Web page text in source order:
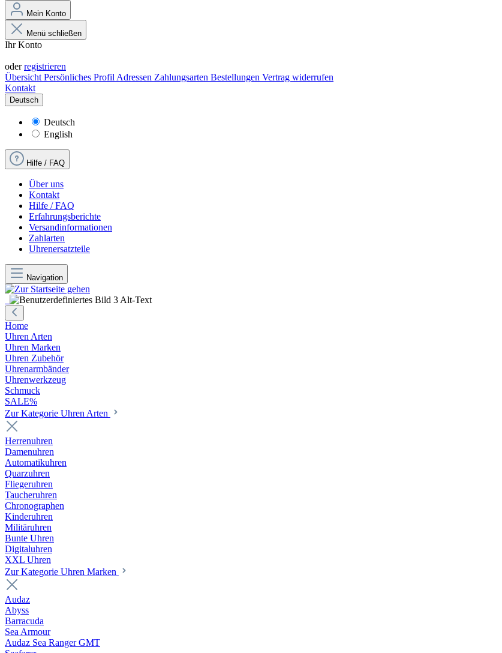
Mein Konto
Menü schließen
Ihr Konto
oderregistrieren
Übersicht Persönliches Profil Adressen Zahlungsarten Bestellungen Vertrag widerrufen
Kontakt
Deutsch
Deutsch
English
Hilfe / FAQ
Über uns
Kontakt
Hilfe / FAQ
Erfahrungsberichte
Versandinformationen
Zahlarten
Uhrenersatzteile
Navigation
Home
Uhren Arten
Uhren Marken
Uhren Zubehör
Uhrenarmbänder
Uhrenwerkzeug
Schmuck
SALE%
Zur Kategorie Uhren Arten
Herrenuhren
Damenuhren
Automatikuhren
Quarzuhren
Fliegeruhren
Taucheruhren
Chronographen
Kinderuhren
Militäruhren
Bunte Uhren
Digitaluhren
XXL Uhren
Zur Kategorie Uhren Marken
Audaz
Abyss
Barracuda
Sea Armour
Audaz Sea Ranger GMT